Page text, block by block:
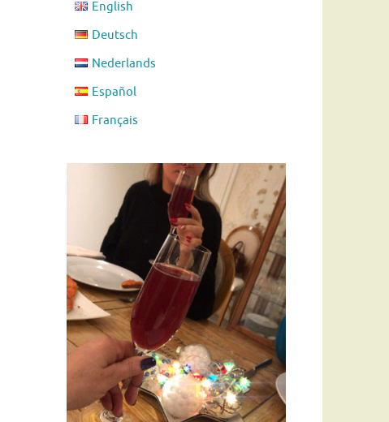
English
Deutsch
Nederlands
Español
Français